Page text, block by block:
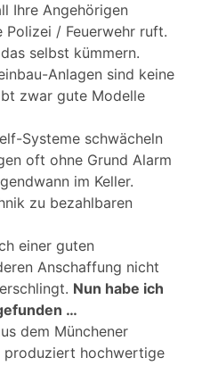
Ihre Angehörigen
/ Feuerwehr ruft.
selbst kümmern.
Anlagen sind keine
zwar gute Modelle
Systeme schwächeln
oft ohne Grund Alarm
im Keller.
zu bezahlbaren
einer guten
Anschaffung nicht
Nun habe ich
…
dem Münchener
produziert hochwertige